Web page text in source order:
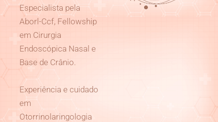
Especialista pela
Aborl-Ccf, Fellowship
em Cirurgia
Endoscópica Nasal e
Base de Crânio.
Experiência e cuidado
em
Otorrinolaringologia